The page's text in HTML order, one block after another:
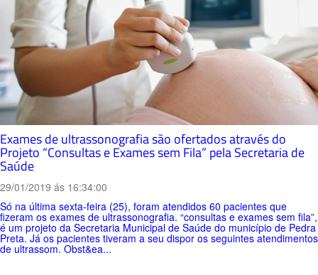
Exames de ultrassonografia são ofertados através do
Projeto “Consultas e Exames sem Fila” pela Secretaria de
Saúde
29/01/2019 ás 16:34:00
Só na última sexta-feira (25), foram atendidos 60 pacientes que
fizeram os exames de ultrassonografia. “consultas e exames sem fila”,
é um projeto da Secretaria Municipal de Saúde do município de Pedra
Preta. Já os pacientes tiveram a seu dispor os seguintes atendimentos
de ultrassom. Obst&ea...